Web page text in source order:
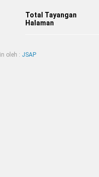
Total Tayangan
Halaman
oleh : JSAP